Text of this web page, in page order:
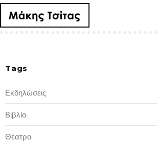
Tags
Εκδηλώσεις
Βιβλίο
Θέατρο